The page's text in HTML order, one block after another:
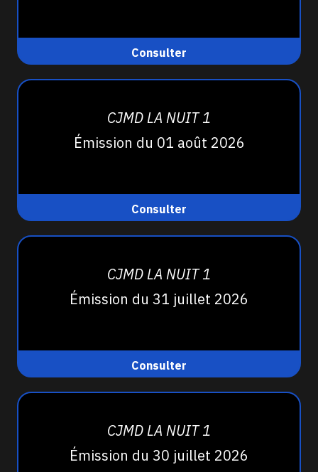
Consulter
CJMD LA NUIT 1
Émission du 01 août 2026
Consulter
CJMD LA NUIT 1
Émission du 31 juillet 2026
Consulter
CJMD LA NUIT 1
Émission du 30 juillet 2026